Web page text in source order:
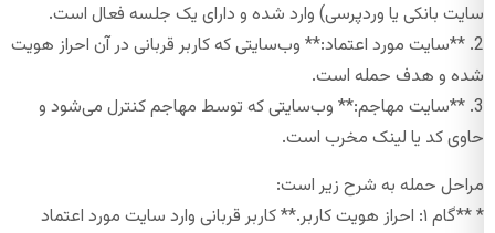
سایت بانکی یا وردپرسی) وارد شده و دارای یک جلسه فعال است.
2. **سایت مورد اعتماد:** وب‌سایتی که کاربر قربانی در آن احراز هویت
شده و هدف حمله است.
3. **سایت مهاجم:** وب‌سایتی که توسط مهاجم کنترل می‌شود و
حاوی کد یا لینک مخرب است.
مراحل حمله به شرح زیر است:
* **گام ۱: احراز هویت کاربر.** کاربر قربانی وارد سایت مورد اعتماد